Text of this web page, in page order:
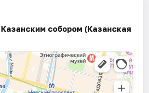
собором (Казанская